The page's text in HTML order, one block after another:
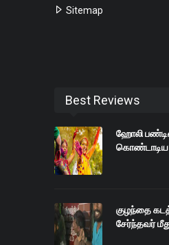
Sitemap
Best Reviews
ஹோலி
குழந்தை
சேர்ந்தவர்